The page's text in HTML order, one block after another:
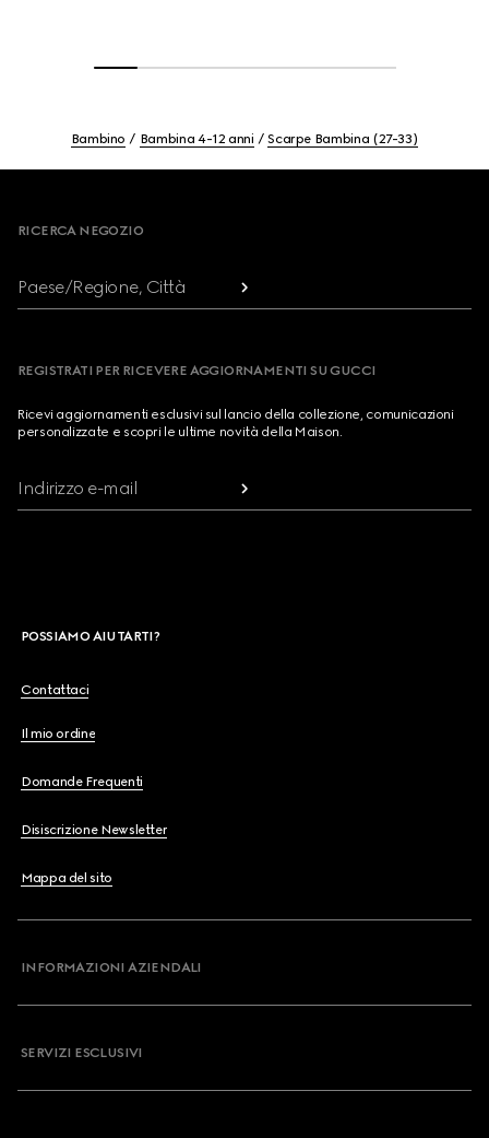
Bambino Bambina 4-12 anni Scarpe Bambina (27-33)
RICERCA NEGOZIO
Paese/Regione, Città
REGISTRATI PER RICEVERE AGGIORNAMENTI SU GUCCI
Ricevi aggiornamenti esclusivi sul lancio della collezione, comunicazioni
personalizzate e scopri le ultime novità della Maison.
Indirizzo e-mail
POSSIAMO AIUTARTI?
Contattaci
Il mio ordine
Domande Frequenti
Disiscrizione Newsletter
Mappa del sito
INFORMAZIONI AZIENDALI
SERVIZI ESCLUSIVI